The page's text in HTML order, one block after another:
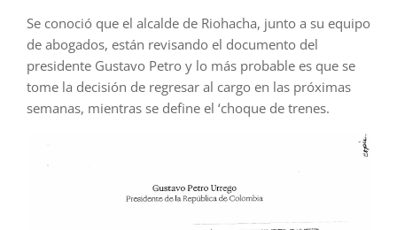
Se conoció que el alcalde de Riohacha, junto a su equipo
de abogados, están revisando el documento del
presidente Gustavo Petro y lo más probable es que se
tome la decisión de regresar al cargo en las próximas
semanas, mientras se define el ‘choque de trenes.